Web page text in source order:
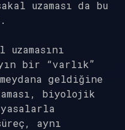
uzaması da bu
bir “varlık”
geldiğine
biyolojik
aynı